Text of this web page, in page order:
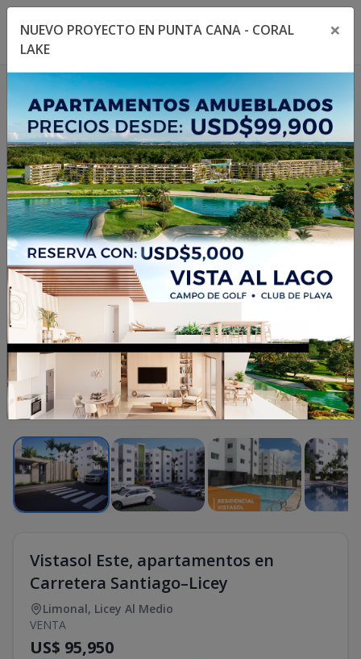
Toggle navigation menu
1/4
Vistasol Este, apartamentos en
Carretera Santiago–Licey
Limonal, Licey Al Medio
VENTA
US$ 95,950
NUEVO PROYECTO EN PUNTA CANA - CORAL
LAKE
×